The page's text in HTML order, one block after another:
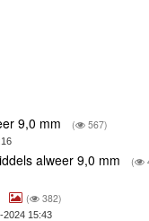
9,0 mm ( 567)
alweer 9,0 mm (
( 382)
2024 15:43